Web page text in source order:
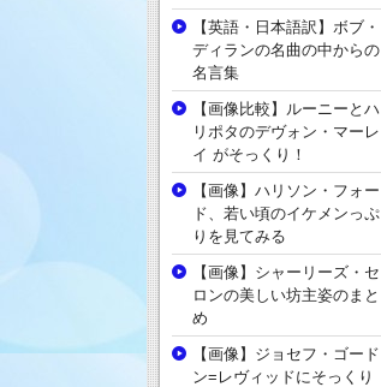
【英語・日本語訳】ボブ・
ディランの名曲の中からの
名言集
【画像比較】ルーニーとハ
リポタのデヴォン・マーレ
イ がそっくり！
【画像】ハリソン・フォー
ド、若い頃のイケメンっぷ
りを見てみる
【画像】シャーリーズ・セ
ロンの美しい坊主姿のまと
め
【画像】ジョセフ・ゴード
ン=レヴィッドにそっくり